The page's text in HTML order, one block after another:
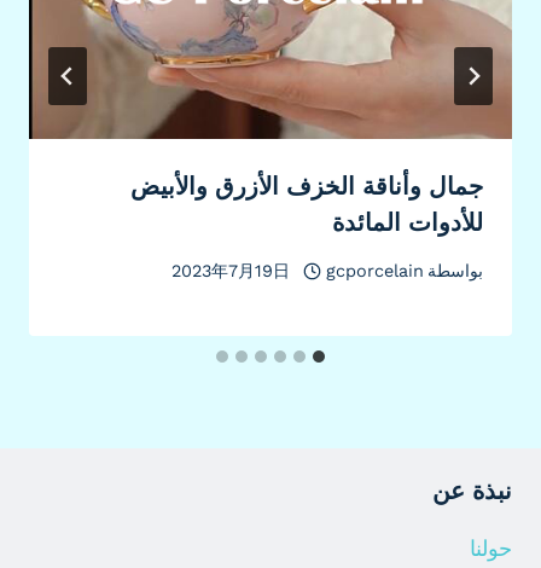
جمال وأناقة الخزف الأزرق والأبيض
للأدوات المائدة
بواسطة gcporcelain
2023年7月19日
نبذة عن
حولنا